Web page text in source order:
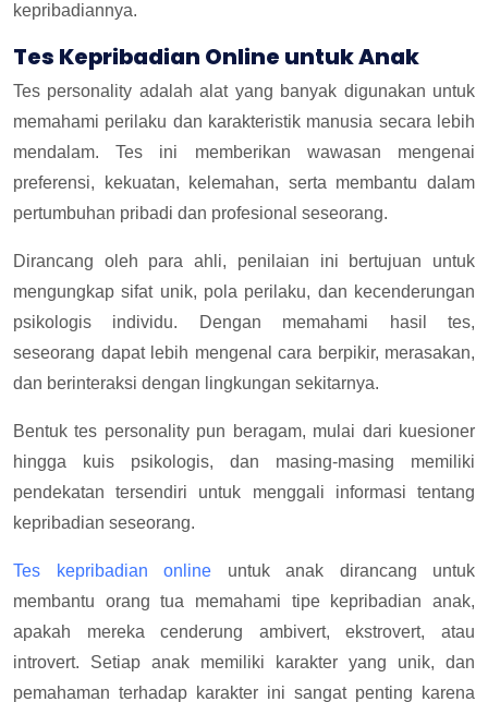
kepribadiannya.
Tes Kepribadian Online untuk Anak
Tes personality adalah alat yang banyak digunakan untuk
memahami perilaku dan karakteristik manusia secara lebih
mendalam. Tes ini memberikan wawasan mengenai
preferensi, kekuatan, kelemahan, serta membantu dalam
pertumbuhan pribadi dan profesional seseorang.
Dirancang oleh para ahli, penilaian ini bertujuan untuk
mengungkap sifat unik, pola perilaku, dan kecenderungan
psikologis individu. Dengan memahami hasil tes,
seseorang dapat lebih mengenal cara berpikir, merasakan,
dan berinteraksi dengan lingkungan sekitarnya.
Bentuk tes personality pun beragam, mulai dari kuesioner
hingga kuis psikologis, dan masing-masing memiliki
pendekatan tersendiri untuk menggali informasi tentang
kepribadian seseorang.
Tes kepribadian online untuk anak dirancang untuk
membantu orang tua memahami tipe kepribadian anak,
apakah mereka cenderung ambivert, ekstrovert, atau
introvert. Setiap anak memiliki karakter yang unik, dan
pemahaman terhadap karakter ini sangat penting karena